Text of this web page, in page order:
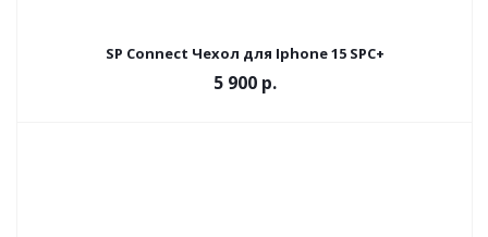
SP Connect Чехол для Iphone 15 SPC+
5 900 р.